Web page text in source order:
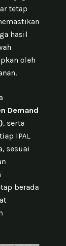
tetap
hasil
oleh
Demand
, serta
IPAL
sesuai
berada